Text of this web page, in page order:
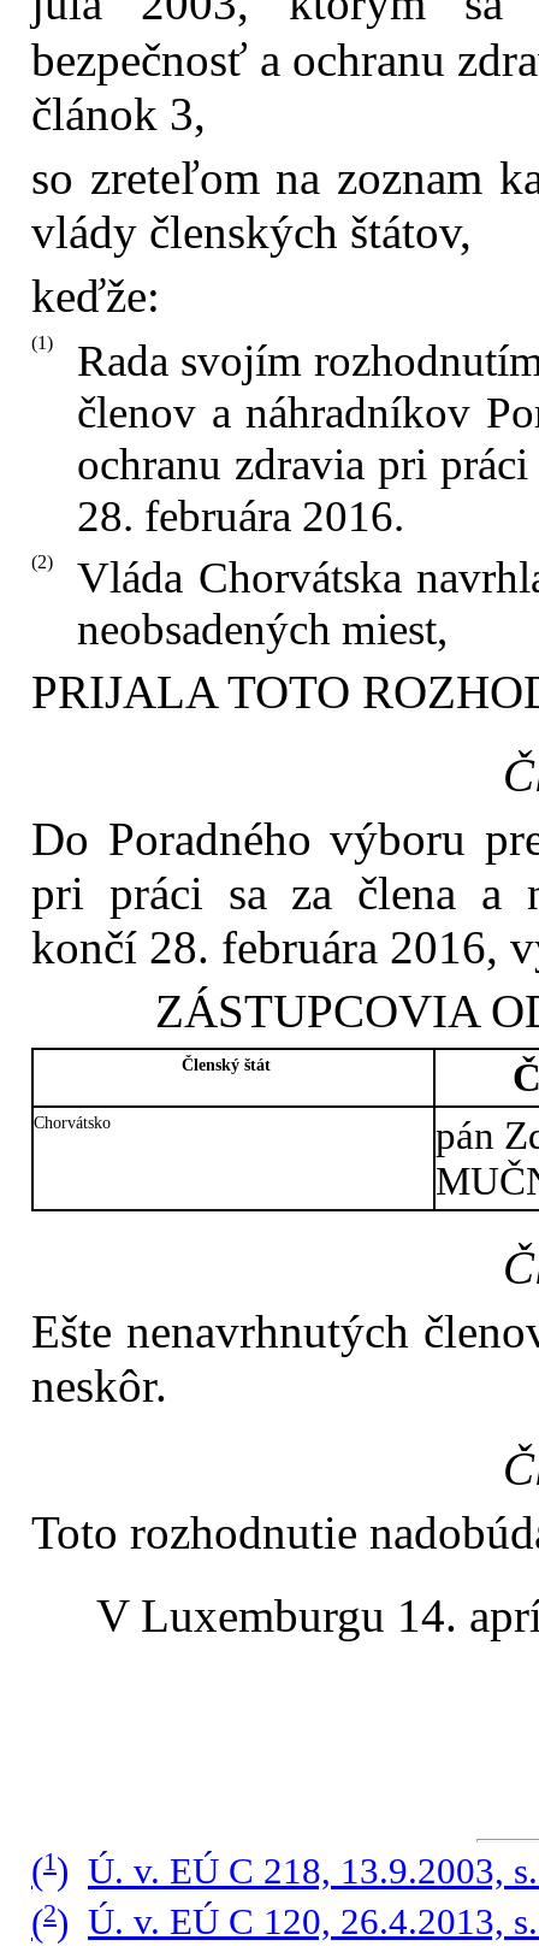
bezpečnosť a ochranu
článok 3,
so zreteľom na zoznam
vlády členských štátov,
keďže:
(1)
Rada svojím
členov a náhradníkov
ochranu zdravia pri
28. februára 2016.
(2)
Vláda Chorvátska
neobsadených miest,
PRIJALA TOTO
Do Poradného výboru
pri práci sa za člena a
končí 28. februára 2016,
ZÁSTUPCOVIA
Členský štát
Chorvátsko
pán
Ešte nenavrhnutých
neskôr.
Toto rozhodnutie
V Luxemburgu 14.
(1) Ú. v. EÚ C 218, 13.9.2003,
(2) Ú. v. EÚ C 120, 26.4.2013,